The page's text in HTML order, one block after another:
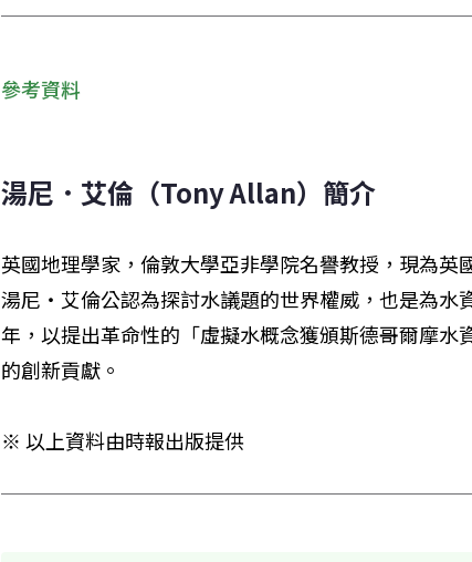
參考資料
湯尼．艾倫（Tony Allan）簡介
英國地理學家，倫敦大學亞非學院名譽教授，現為英
湯尼‧艾倫公認為探討水議題的世界權威，也是為水
年，以提出革命性的「虛擬水概念獲頒斯德哥爾摩水
的創新貢獻。
※ 以上資料由時報出版提供